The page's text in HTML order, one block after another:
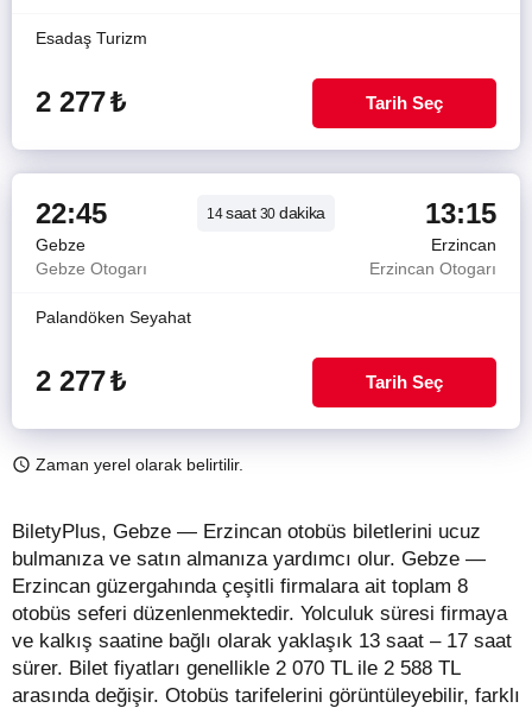
Esadaş Turizm
2 277₺ Tarih Seç
22:45 14saat30 dakika 13:15
Gebze
Erzincan
Gebze Otogarı
Erzincan Otogarı
Palandöken Seyahat
2 277₺ Tarih Seç
Zaman yerel olarak belirtilir.
BiletyPlus, Gebze — Erzincan otobüs biletlerini ucuz
bulmanıza ve satın almanıza yardımcı olur. Gebze —
Erzincan güzergahında çeşitli firmalara ait toplam 8
otobüs seferi düzenlenmektedir. Yolculuk süresi firmaya
ve kalkış saatine bağlı olarak yaklaşık 13 saat – 17 saat
sürer. Bilet fiyatları genellikle 2 070 TL ile 2 588 TL
arasında değişir. Otobüs tarifelerini görüntüleyebilir, farklı